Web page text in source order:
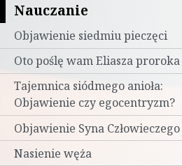
Nauczanie
Objawienie siedmiu pieczęci
Oto poślę wam Eliasza proroka
Tajemnica siódmego anioła:
Objawienie czy egocentryzm?
Objawienie Syna Człowieczego
Nasienie węża